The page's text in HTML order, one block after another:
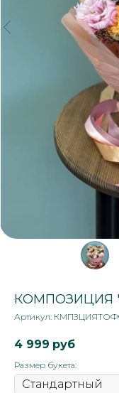
КОМПОЗИЦИЯ
Артикул:
4 999 руб
Размер букета: